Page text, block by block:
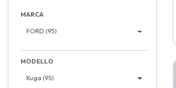
MARCA
FORD (95)
MODELLO
Kuga (95)